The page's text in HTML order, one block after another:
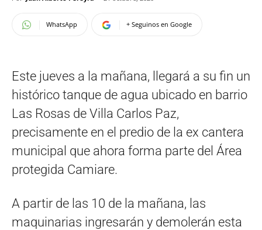
WhatsApp + Seguinos en Google
Este jueves a la mañana, llegará a su fin un
histórico tanque de agua ubicado en barrio
Las Rosas de Villa Carlos Paz,
precisamente en el predio de la ex cantera
municipal que ahora forma parte del Área
protegida Camiare.
A partir de las 10 de la mañana, las
maquinarias ingresarán y demolerán esta